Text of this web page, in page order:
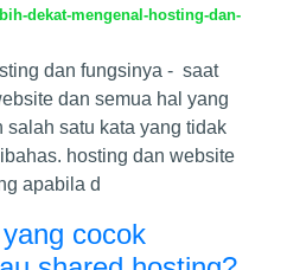
dekat-mengenal-hosting-dan-
dan fungsinya - saat
dan semua hal yang
salah satu kata yang tidak
hosting dan website
apabila d
cocok